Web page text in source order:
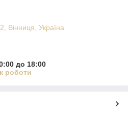
Вінниця, Україна
до 18:00
роботи